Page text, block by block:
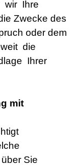
wir Ihre
Zwecke des
oder dem
die
Ihrer
mit
Sie